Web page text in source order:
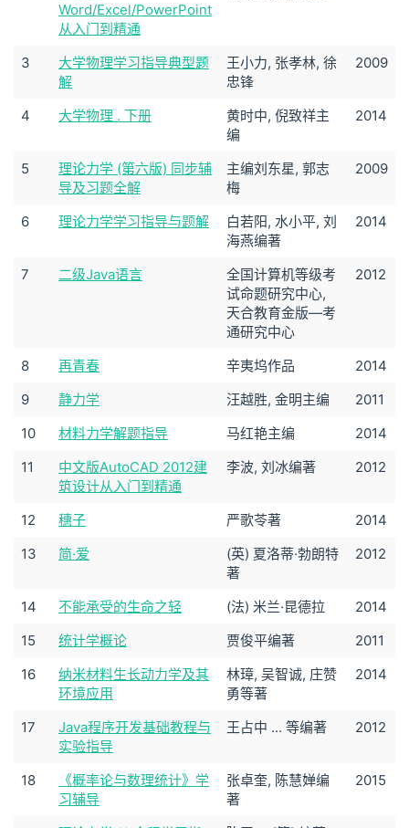
Word/Excel/PowerPoint
从入门到精通
3
大学物理学习指导典型题
解
王小力, 张孝林, 徐
忠锋
2009
4 大学物理 . 下册
黄时中, 倪致祥主
编
2014
5
理论力学 (第六版) 同步辅
导及习题全解
主编刘东星, 郭志
梅
2009
6 理论力学学习指导与题解
白若阳, 水小平, 刘
海燕编著
2014
7 二级Java语言
全国计算机等级考
试命题研究中心,
天合教育金版—考
通研究中心
2012
8 再青春 辛夷坞作品
2014
9
静力学 汪越胜, 金明主编
2011
10
材料力学解题指导 马红艳主编
2014
11
中文版AutoCAD 2012建
筑设计从入门到精通
李波, 刘冰编著 2012
12 穗子 严歌苓著
2014
13
简·爱
(英) 夏洛蒂·勃朗特
著
2012
14 不能承受的生命之轻 (法) 米兰·昆德拉
2014
15
统计学概论 贾俊平编著
2011
16
纳米材料生长动力学及其
环境应用
林璋, 吴智诚, 庄赞
勇等著
2014
17
Java程序开发基础教程与
实验指导
王占中 ... 等编著 2012
18
《概率论与数理统计》学
习辅导
张卓奎, 陈慧婵编
著
2015